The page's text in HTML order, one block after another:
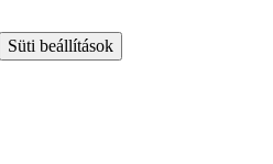
Süti beállítások